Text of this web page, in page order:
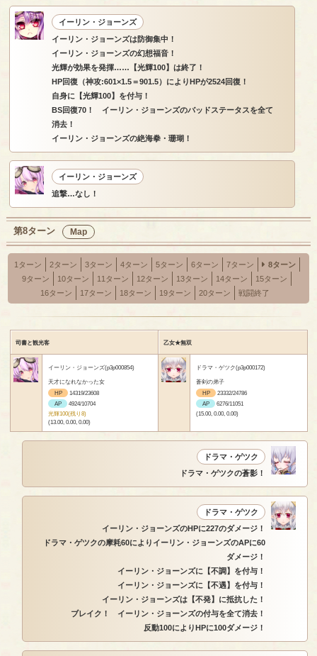
イーリン・ジョーンズ
イーリン・ジョーンズは防御集中！
イーリン・ジョーンズの幻想福音！
光輝が効果を発揮……【光輝100】は終了！
HP回復（神攻:601×1.5＝901.5）によりHPが2524回復！
自身に【光輝100】を付与！
BS回復70！ イーリン・ジョーンズのバッドステータスを全て
消去！
イーリン・ジョーンズの絶海拳・珊瑚！
イーリン・ジョーンズ
追撃…なし！
第8ターン Map
1ターン 2ターン 3ターン 4ターン 5ターン 6ターン 7ターン
8ターン
9ターン
10ターン 11ターン 12ターン 13ターン 14ターン
15ターン
16ターン
17ターン 18ターン 19ターン 20ターン 戦闘終了
司書と観光客 乙女★無双
イーリン・ジョーンズ(p3p000854)
天才になれなかった女
HP
14319/23608
AP
4924/10704
光輝100(残り8)
(13.00, 0.00, 0.00)
ドラマ・ゲツク(p3p000172)
蒼剣の弟子
HP
23332/24786
AP
6276/11051
(15.00, 0.00, 0.00)
ドラマ・ゲツク
ドラマ・ゲツクの蒼影！
ドラマ・ゲツク
イーリン・ジョーンズのHPに227のダメージ！
ドラマ・ゲツクの摩耗60によりイーリン・ジョーンズのAPに60
ダメージ！
イーリン・ジョーンズに【不調】を付与！
イーリン・ジョーンズに【不遇】を付与！
イーリン・ジョーンズは【不発】に抵抗した！
ブレイク！ イーリン・ジョーンズの付与を全て消去！
反動100によりHPに100ダメージ！